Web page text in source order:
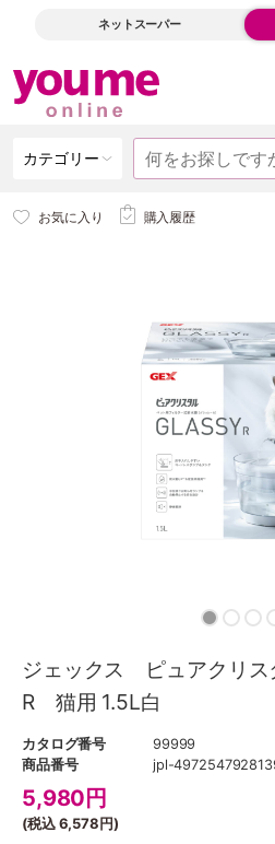
ネットスーパー
カテゴリー
お気に入り 購入履歴
ジェックス ピュアクリ
R 猫用 1.5L白
カタログ番号
99999
商品番号
jpl-
5,980 円
(税込6,578円)